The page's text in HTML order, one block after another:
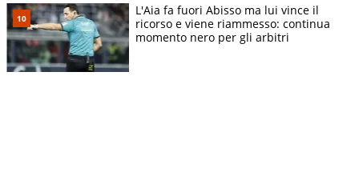
L'Aia fa fuori Abisso ma lui vince il
ricorso e viene riammesso: continua
momento nero per gli arbitri